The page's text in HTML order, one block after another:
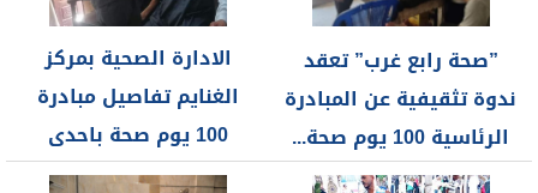
”صحة رابع غرب” تعقد
ندوة تثقيفية عن المبادرة
الرئاسية 100 يوم صحة...
الادارة الصحية بمركز
الغنايم تفاصيل مبادرة
100 يوم صحة باحدى
شوارع الجزازره